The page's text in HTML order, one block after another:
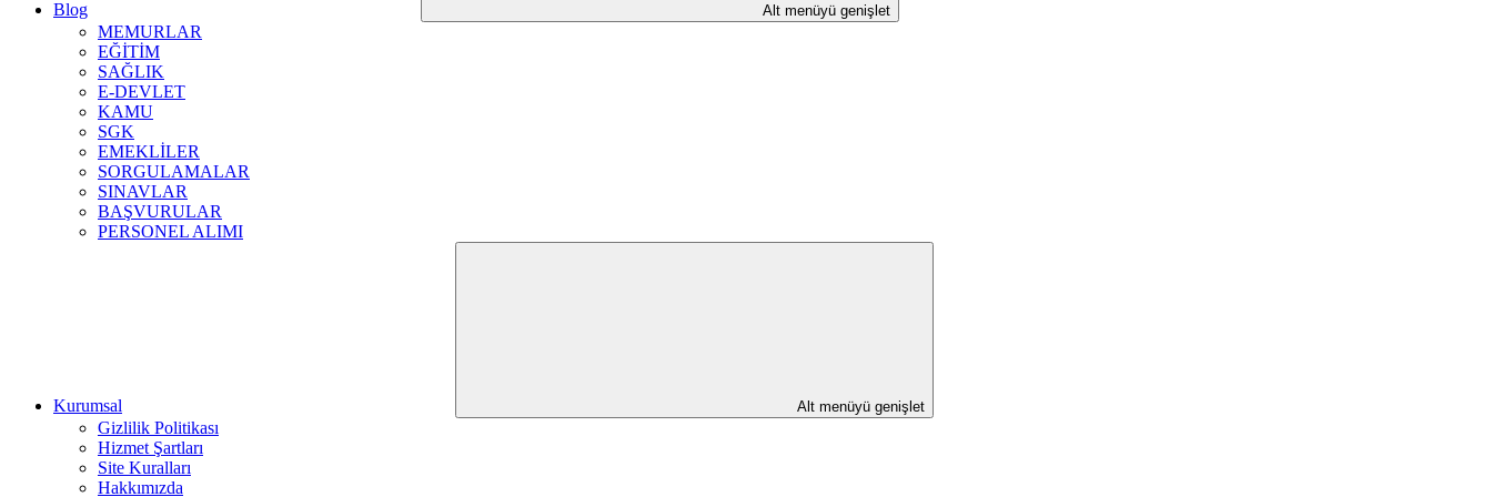
Blog Alt menüyü genişlet
MEMURLAR
EĞİTİM
SAĞLIK
E-DEVLET
KAMU
SGK
EMEKLİLER
SORGULAMALAR
SINAVLAR
BAŞVURULAR
PERSONEL ALIMI
Kurumsal Alt menüyü genişlet
Gizlilik Politikası
Hizmet Şartları
Site Kuralları
Hakkımızda